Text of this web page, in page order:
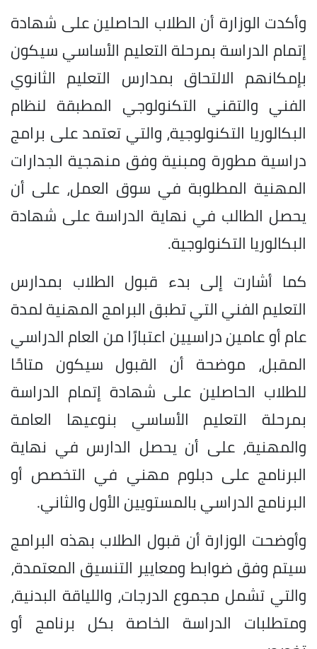
وأكدت الوزارة أن الطلاب الحاصلين على شهادة
إتمام الدراسة بمرحلة التعليم الأساسي سيكون
بإمكانهم الالتحاق بمدارس التعليم الثانوي
الفني والتقني التكنولوجي المطبقة لنظام
البكالوريا التكنولوجية، والتي تعتمد على برامج
دراسية مطورة ومبنية وفق منهجية الجدارات
المهنية المطلوبة في سوق العمل، على أن
يحصل الطالب في نهاية الدراسة على شهادة
البكالوريا التكنولوجية.
كما أشارت إلى بدء قبول الطلاب بمدارس
التعليم الفني التي تطبق البرامج المهنية لمدة
عام أو عامين دراسيين اعتبارًا من العام الدراسي
المقبل، موضحة أن القبول سيكون متاحًا
للطلاب الحاصلين على شهادة إتمام الدراسة
بمرحلة التعليم الأساسي بنوعيها العامة
والمهنية، على أن يحصل الدارس في نهاية
البرنامج على دبلوم مهني في التخصص أو
البرنامج الدراسي بالمستويين الأول والثاني.
وأوضحت الوزارة أن قبول الطلاب بهذه البرامج
سيتم وفق ضوابط ومعايير التنسيق المعتمدة،
والتي تشمل مجموع الدرجات، واللياقة البدنية،
ومتطلبات الدراسة الخاصة بكل برنامج أو